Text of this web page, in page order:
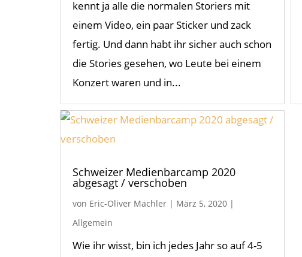
kennt ja alle die normalen Storiers mit
einem Video, ein paar Sticker und zack
fertig. Und dann habt ihr sicher auch schon
die Stories gesehen, wo Leute bei einem
Konzert waren und in...
Schweizer Medienbarcamp 2020
abgesagt / verschoben
von Eric-Oliver Mächler| März 5, 2020|
Allgemein
Wie ihr wisst, bin ich jedes Jahr so auf 4-5